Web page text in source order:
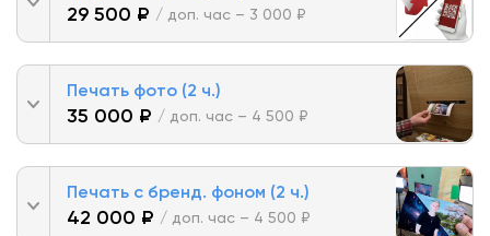
29 500 ₽ / доп. час – 3 000 ₽
Печать фото (2 ч.)
35 000 ₽ / доп. час – 4 500 ₽
Печать с бренд. фоном (2 ч.)
42 000 ₽ / доп. час – 4 500 ₽